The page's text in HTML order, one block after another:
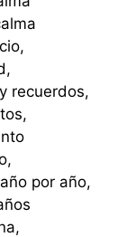
recuerdos,
por año,